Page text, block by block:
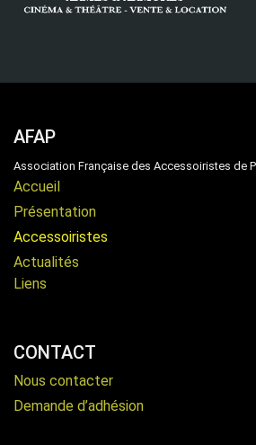
AFAP
Association Française des Accessoiristes de
Accueil
Présentation
Accessoiristes
Actualités
Liens
CONTACT
Nous contacter
Demande d’adhésion